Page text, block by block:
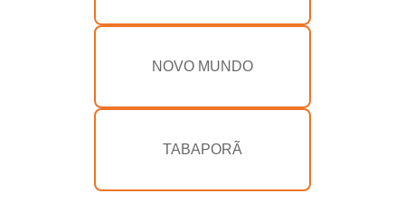
NOVO MUNDO
TABAPORÃ